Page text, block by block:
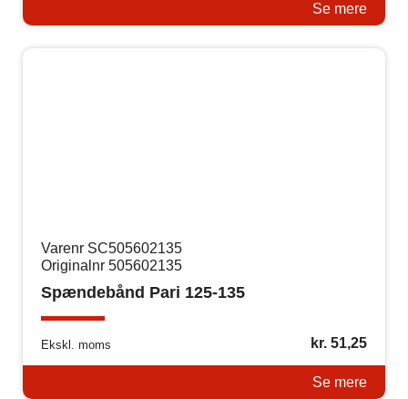
Se mere
Varenr SC505602135
Originalnr 505602135
Spændebånd Pari 125-135
Ekskl. moms kr.51,25
Se mere